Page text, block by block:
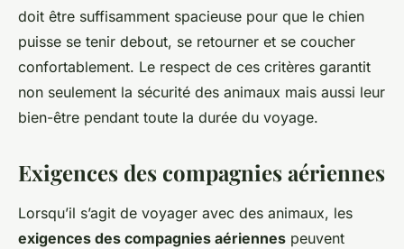
doit être suffisamment spacieuse pour que le chien
puisse se tenir debout, se retourner et se coucher
confortablement. Le respect de ces critères garantit
non seulement la sécurité des animaux mais aussi leur
bien-être pendant toute la durée du voyage.
Exigences des compagnies aériennes
Lorsqu’il s’agit de voyager avec des animaux, les
exigences des compagnies aériennes peuvent